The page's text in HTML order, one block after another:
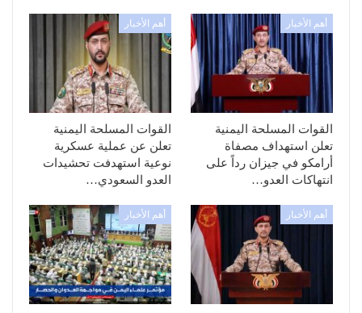
أهم الأخبار
القوات المسلحة اليمنية
تعلن استهداف مصفاة
أرامكو في جيزان رداً على
انتهاكات العدو…
أهم الأخبار
القوات المسلحة اليمنية
تعلن عن عملية عسكرية
نوعية استهدفت تحشيدات
العدو السعودي…
أهم الأخبار أهم الأخبار